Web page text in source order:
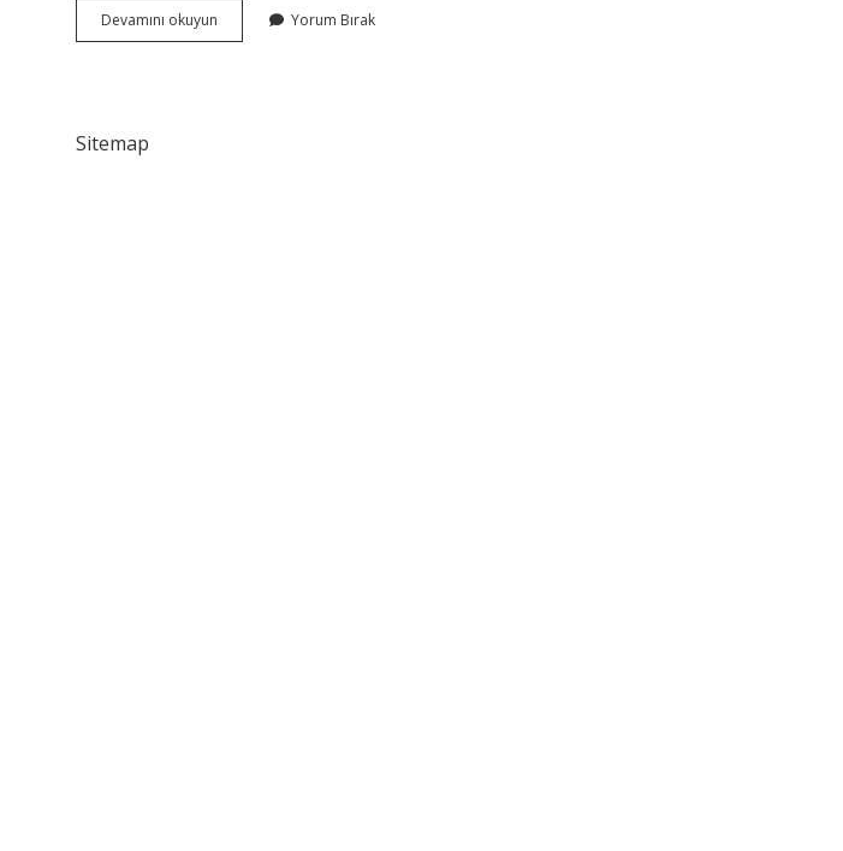
Devamını okuyun
Ve
Yorum Bırak
Sitemap